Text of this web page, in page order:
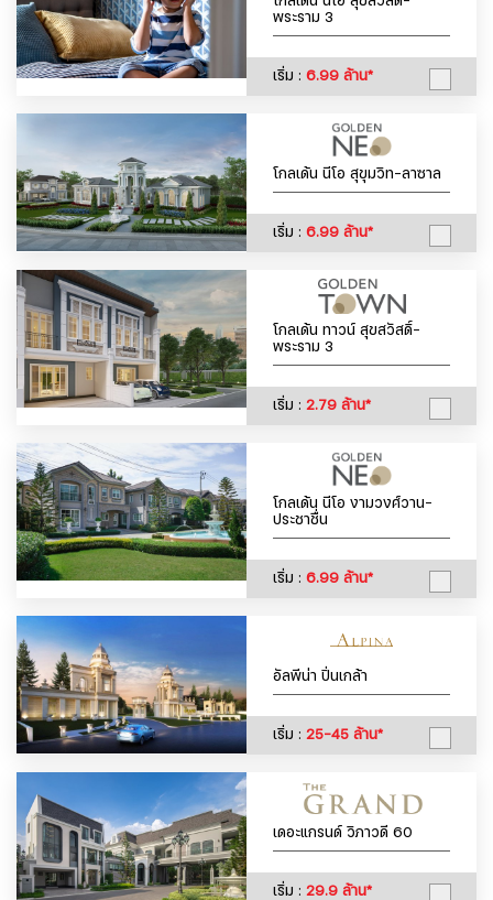
พระราม 3
เริ่ม : 6.99 ล้าน*
โกลเด้น นีโอ สุขุมวิท-ลาซาล
เริ่ม : 6.99 ล้าน*
โกลเด้น ทาวน์ สุขสวัสดิ์-
พระราม 3
เริ่ม : 2.79 ล้าน*
โกลเด้น นีโอ งามวงศ์วาน-
ประชาชื่น
เริ่ม : 6.99 ล้าน*
อัลพีน่า ปิ่นเกล้า
เริ่ม : 25-45 ล้าน*
เดอะแกรนด์ วิภาวดี 60
เริ่ม : 29.9 ล้าน*